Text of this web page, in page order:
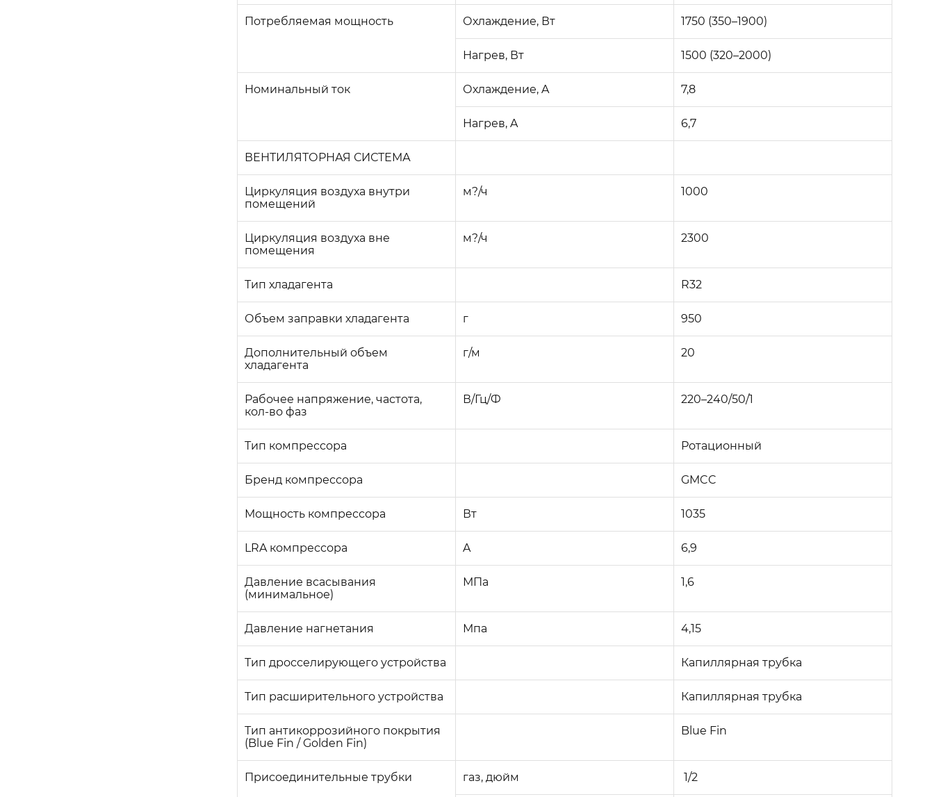
Потребляемая мощность Охлаждение, Вт 1750 (350–1900)
Нагрев, Вт 1500 (320–2000)
Номинальный ток Охлаждение, A 7,8
Нагрев, A 6,7
ВЕНТИЛЯТОРНАЯ СИСТЕМА
Циркуляция воздуха внутри
помещений
м?/ч 1000
Циркуляция воздуха вне
помещения
м?/ч 2300
Тип хладагента R32
Объем заправки хладагента г 950
Дополнительный объем
хладагента
г/м 20
Рабочее напряжение, частота,
кол-во фаз
В/Гц/Ф 220–240/50/1
Тип компрессора Ротационный
Бренд компрессора GMCC
Мощность компрессора Вт 1035
LRA компрессора A 6,9
Давление всасывания
(минимальное)
МПа 1,6
Давление нагнетания Мпа 4,15
Тип дросселирующего устройства Капиллярная трубка
Тип расширительного устройства Капиллярная трубка
Тип антикоррозийного покрытия
(Blue Fin / Golden Fin)
Blue Fin
Присоединительные трубки газ, дюйм 1/2